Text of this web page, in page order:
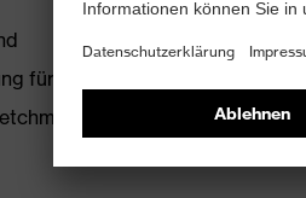
für mehr Bewegungsfreiheit